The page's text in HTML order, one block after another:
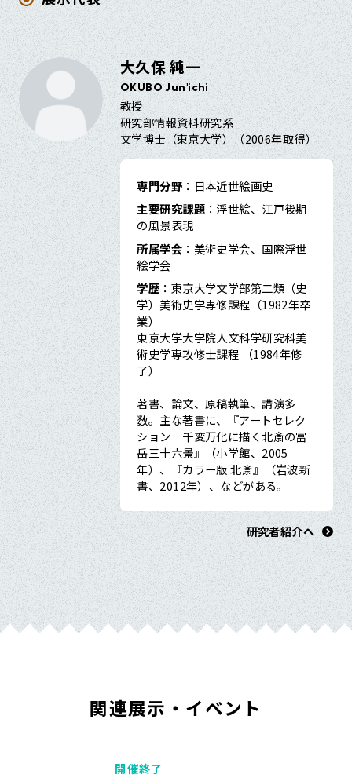
大久保 純一
OKUBO Jun'ichi
教授
研究部情報資料研究系
文学博士（東京大学）（2006年取得）
専門分野 ：日本近世絵画史
主要研究課題 ：浮世絵、江戸後期
の風景表現
所属学会 ：美術史学会、国際浮世
絵学会
学歴 ：東京大学文学部第二類（史
学）美術史学専修課程（1982年卒
業）
東京大学大学院人文科学研究科美
術史学専攻修士課程 （1984年修
了）
著書、論文、原稿執筆、講演多
数。主な著書に、『アートセレク
ション 千変万化に描く北斎の冨
岳三十六景』（小学館、2005
年）、『カラー版 北斎』（岩波新
書、2012年）、などがある。
研究者紹介へ
関連展示・イベント
開催終了